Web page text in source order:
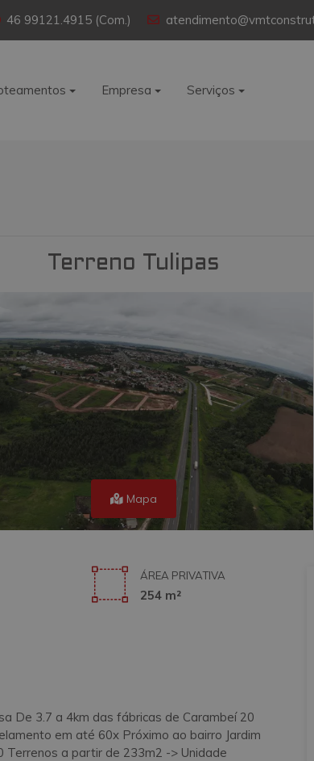
46 99121.4915 (Com.)
Empresa Serviços
Terreno Tulipas
Mapa
ÁREA PRIVATIVA
254 m²
De 3.7 a 4km das fábricas de Carambeí 20
em até 60x Próximo ao bairro Jardim
Terrenos a partir de 233m2 -> Unidade